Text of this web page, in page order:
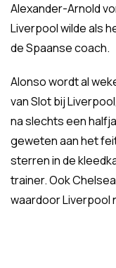
Alexander-Arnold
Liverpool wilde als
de Spaanse coach.
Alonso wordt al
van Slot bij
na slechts een
geweten aan het
sterren in de
trainer. Ook
waardoor Liverpool